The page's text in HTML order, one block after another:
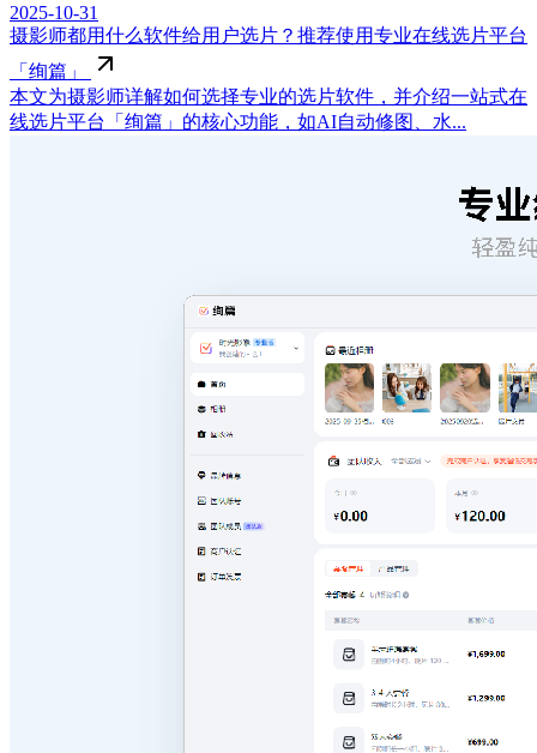
2025-10-31
摄影师都用什么软件给用户选片？推荐使用专业在线选片平台
「绚篇」
本文为摄影师详解如何选择专业的选片软件，并介绍一站式在
线选片平台「绚篇」的核心功能，如AI自动修图、水...